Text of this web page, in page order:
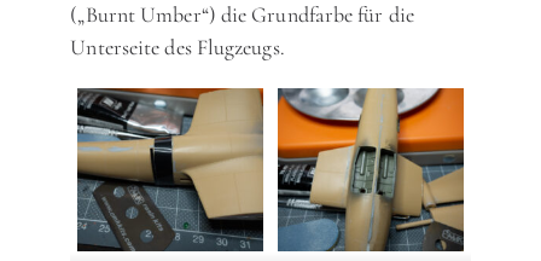
(„Burnt Umber“) die Grundfarbe für die
Unterseite des Flugzeugs.